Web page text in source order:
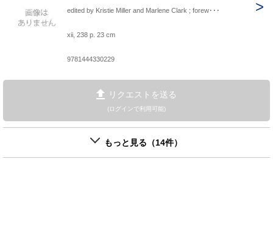
edited by Kristie Miller and Marlene Clark ; forew･･･
xii, 238 p. 23 cm
9781444330229
リクエストを送る
(ログインで利用可能)
もっと見る（14件）